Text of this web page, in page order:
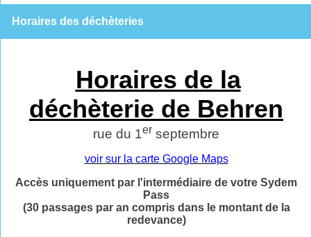
Horaires des déchèteries
Horaires de la
déchèterie de Behren
rue du 1er septembre
voir sur la carte Google Maps
Accès uniquement par l'intermédiaire de votre Sydem
Pass
(30 passages par an compris dans le montant de la
redevance)